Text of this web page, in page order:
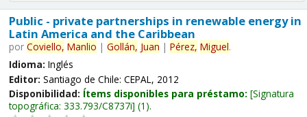
Public - private partnerships in renewable energy in
Latin America and the Caribbean
por Coviello, Manlio | Gollán, Juan | Pérez, Miguel.
Idioma: Inglés
Editor: Santiago de Chile: CEPAL, 2012
Disponibilidad: Ítems disponibles para préstamo: Signatura
topográfica: 333.793/C8737i (1).